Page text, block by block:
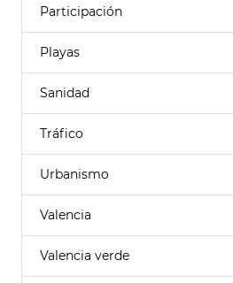
Participación
Playas
Sanidad
Tráfico
Urbanismo
Valencia
Valencia verde